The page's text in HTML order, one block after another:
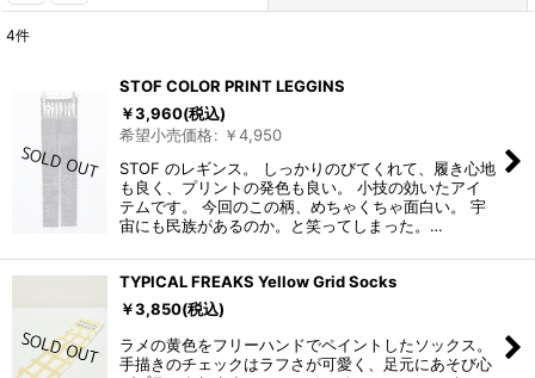
並び順
絞り込む
4件
STOF COLOR PRINT LEGGINS
￥3,960(税込)
希望小売価格: ￥4,950
STOF のレギンス。 しっかりのびてくれて、履き心地
も良く、プリントの発色も良い。 小技の効いたアイ
テムです。 今回のこの柄、めちゃくちゃ面白い。 宇
宙にも民族があるのか。と笑ってしまった。…
TYPICAL FREAKS Yellow Grid Socks
￥3,850(税込)
ラメの黄色をフリーハンドでペイントしたソックス。
手描きのチェックはラフさが可愛く、足元にあそび心